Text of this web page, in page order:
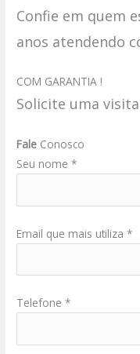
Confie em quem
anos atendendo
COM GARANTIA !
Solicite uma
Fale Conosco
Seu nome *
Email que mais utiliza *
Telefone *